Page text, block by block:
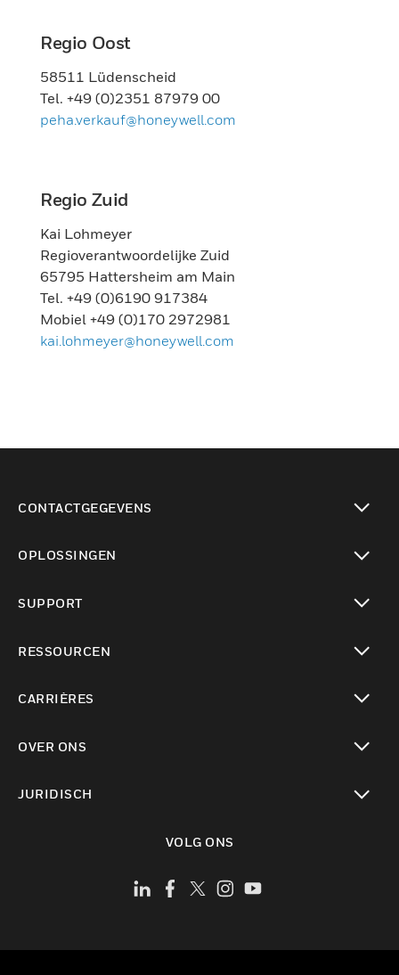
Regio Oost
58511 Lüdenscheid
Tel. +49 (0)2351 87979 00
peha.verkauf@honeywell.com
Regio Zuid
Kai Lohmeyer
Regioverantwoordelijke Zuid
65795 Hattersheim am Main
Tel. +49 (0)6190 917384
Mobiel +49 (0)170 2972981
kai.lohmeyer@honeywell.com
CONTACTGEGEVENS
OPLOSSINGEN
SUPPORT
RESSOURCEN
CARRIÈRES
OVER ONS
JURIDISCH
VOLG ONS